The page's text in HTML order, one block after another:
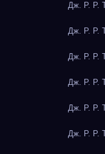
Дж. Р. Р.
Дж. Р. Р.
Дж. Р. Р.
Дж. Р. Р.
Дж. Р. Р.
Дж. Р. Р.